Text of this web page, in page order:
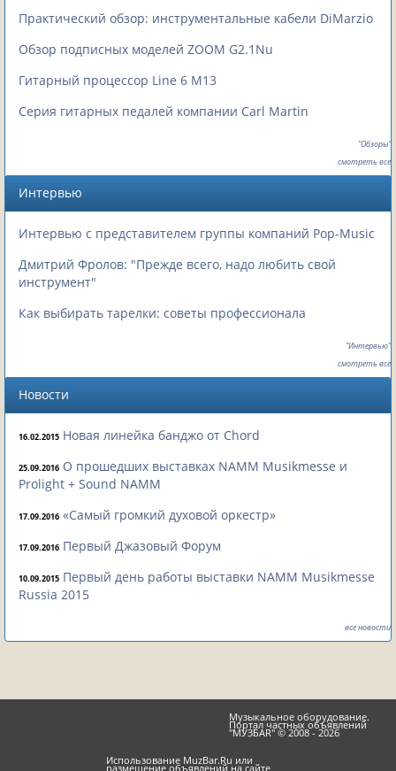
Практический обзор: инструментальные кабели DiMarzio
Обзор подписных моделей ZOOM G2.1Nu
Гитарный процессор Line 6 M13
Серия гитарных педалей компании Carl Martin
"Обзоры"
смотреть все
Интервью
Интервью с представителем группы компаний Pop-Music
Дмитрий Фролов: "Прежде всего, надо любить свой
инструмент"
Как выбирать тарелки: советы профессионала
"Интервью"
смотреть все
Новости
16.02.2015 Новая линейка банджо от Chord
25.09.2016 О прошедших выставках NAMM Musikmesse и
Prolight + Sound NAMM
17.09.2016 «Самый громкий духовой оркестр»
17.09.2016 Первый Джазовый Форум
10.09.2015 Первый день работы выставки NAMM Musikmesse
Russia 2015
все новости
Музыкальное оборудование.
Портал частных объявлений
"МУЗБАR" © 2008 - 2026
Использование MuzBar.Ru или